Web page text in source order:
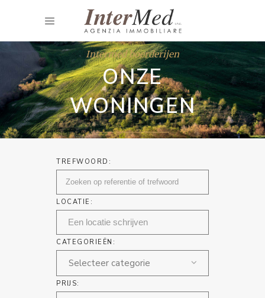
Intermed boerderijen
ONZE
WONINGEN
TREFWOORD:
LOCATIE:
CATEGORIEËN:
Selecteer categorie
PRIJS: